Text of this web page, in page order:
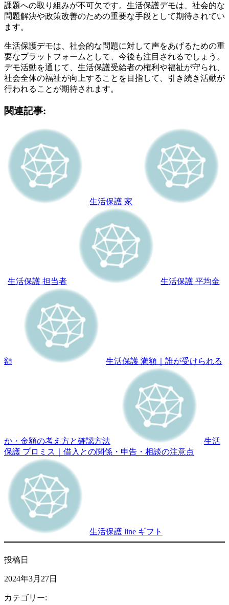
課題への取り組みが不可欠です。生活保護デモは、社会的な
問題解決や政策改善のための重要な手段として期待されてい
ます。
生活保護デモは、社会的な問題に対して声をあげるための重
要なプラットフォームとして、今後も注目されるでしょう。
デモ活動を通じて、生活保護受給者の権利や福祉が守られ、
社会全体の福祉が向上することを目指して、引き続き活動が
行われることが期待されます。
関連記事:
生活保護 家
生活保護 担当者 生活保護 平均金
額 生活保護 満額｜誰が受けられる
か・金額の考え方と確認方法
生活
保護 プロミス｜借入との関係・申告・相談の注意点
生活保護 line ギフト
投稿日
2024年3月27日
カテゴリー: